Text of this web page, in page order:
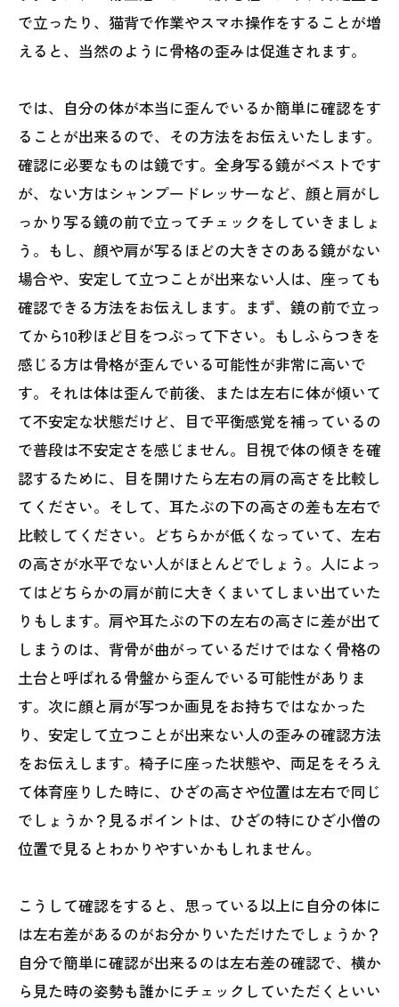
で立ったり、猫背で作業やスマホ操作をすることが増
えると、当然のように骨格の歪みは促進されます。
では、自分の体が本当に歪んでいるか簡単に確認をす
ることが出来るので、その方法をお伝えいたします。
確認に必要なものは鏡です。全身写る鏡がベストです
が、ない方はシャンプードレッサーなど、顔と肩がし
っかり写る鏡の前で立ってチェックをしていきましょ
う。もし、顔や肩が写るほどの大きさのある鏡がない
場合や、安定して立つことが出来ない人は、座っても
確認できる方法をお伝えします。まず、鏡の前で立っ
てから10秒ほど目をつぶって下さい。もしふらつきを
感じる方は骨格が歪んでいる可能性が非常に高いで
す。それは体は歪んで前後、または左右に体が傾いて
て不安定な状態だけど、目で平衡感覚を補っているの
で普段は不安定さを感じません。目視で体の傾きを確
認するために、目を開けたら左右の肩の高さを比較し
てください。そして、耳たぶの下の高さの差も左右で
比較してください。どちらかが低くなっていて、左右
の高さが水平でない人がほとんどでしょう。人によっ
てはどちらかの肩が前に大きくまいてしまい出ていた
りもします。肩や耳たぶの下の左右の高さに差が出て
しまうのは、背骨が曲がっているだけではなく骨格の
土台と呼ばれる骨盤から歪んでいる可能性がありま
す。次に顔と肩が写つか画見をお持ちではなかった
り、安定して立つことが出来ない人の歪みの確認方法
をお伝えします。椅子に座った状態や、両足をそろえ
て体育座りした時に、ひざの高さや位置は左右で同じ
でしょうか？見るポイントは、ひざの特にひざ小僧の
位置で見るとわかりやすいかもしれません。
こうして確認をすると、思っている以上に自分の体に
は左右差があるのがお分かりいただけたでしょうか？
自分で簡単に確認が出来るのは左右差の確認で、横か
ら見た時の姿勢も誰かにチェックしていただくといい